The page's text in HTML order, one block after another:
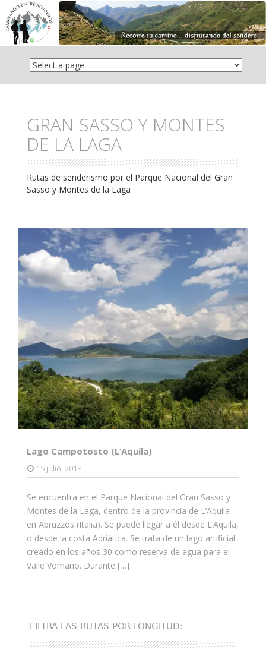
Saltar
contenido
GRAN SASSO Y MONTES
DE LA LAGA
Rutas de senderismo por el Parque Nacional del Gran
Sasso y Montes de la Laga
Lago Campotosto (L’Aquila)
15 julio, 2018
Se encuentra en el Parque Nacional del Gran Sasso y
Montes de la Laga, dentro de la provincia de L’Aquila
en Abruzzos (Italia). Se puede llegar a él desde L’Aquila,
o desde la costa Adriática. Se trata de un lago artificial
creado en los años 30 como reserva de agua para el
Valle Vomano. Durante […]
FILTRA LAS RUTAS POR LONGITUD: